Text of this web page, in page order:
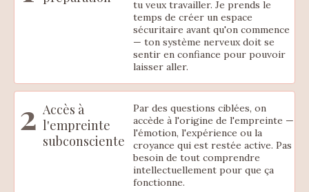
tu veux travailler. Je prends le
temps de créer un espace
sécuritaire avant qu'on commence
— ton système nerveux doit se
sentir en confiance pour pouvoir
laisser aller.
2 Accès à
l'empreinte
subconsciente
Par des questions ciblées, on
accède à l'origine de l'empreinte —
l'émotion, l'expérience ou la
croyance qui est restée active. Pas
besoin de tout comprendre
intellectuellement pour que ça
fonctionne.